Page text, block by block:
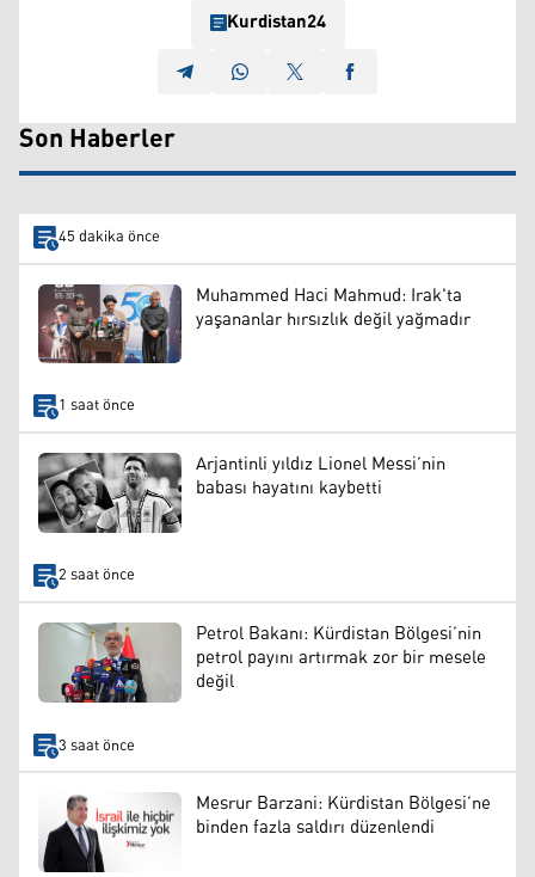
Kurdistan24
Son Haberler
45 dakika önce
Muhammed Haci Mahmud: Irak'ta
yaşananlar hırsızlık değil yağmadır
1 saat önce
Arjantinli yıldız Lionel Messi’nin
babası hayatını kaybetti
2 saat önce
Petrol Bakanı: Kürdistan Bölgesi’nin
petrol payını artırmak zor bir mesele
değil
3 saat önce
Mesrur Barzani: Kürdistan Bölgesi’ne
binden fazla saldırı düzenlendi